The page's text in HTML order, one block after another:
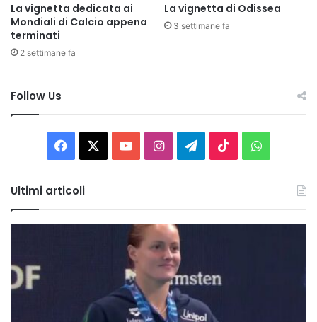
La vignetta dedicata ai
Mondiali di Calcio appena
terminati
2 settimane fa
La vignetta di Odissea
3 settimane fa
Follow Us
Facebook You InstagramTelegram
TikTok
Ultimi articoli